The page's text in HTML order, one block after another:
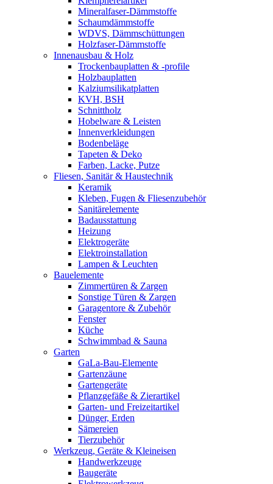
Mineralfaser-Dämmstoffe
Schaumdämmstoffe
WDVS, Dämmschüttungen
Holzfaser-Dämmstoffe
Innenausbau & Holz
Trockenbauplatten & -profile
Holzbauplatten
Kalziumsilikatplatten
KVH, BSH
Schnittholz
Hobelware & Leisten
Innenverkleidungen
Bodenbeläge
Tapeten & Deko
Farben, Lacke, Putze
Fliesen, Sanitär & Haustechnik
Keramik
Kleben, Fugen & Fliesenzubehör
Sanitärelemente
Badausstattung
Heizung
Elektrogeräte
Elektroinstallation
Lampen & Leuchten
Bauelemente
Zimmertüren & Zargen
Sonstige Türen & Zargen
Garagentore & Zubehör
Fenster
Küche
Schwimmbad & Sauna
Garten
GaLa-Bau-Elemente
Gartenzäune
Gartengeräte
Pflanzgefäße & Zierartikel
Garten- und Freizeitartikel
Dünger, Erden
Sämereien
Tierzubehör
Werkzeug, Geräte & Kleineisen
Handwerkzeuge
Baugeräte